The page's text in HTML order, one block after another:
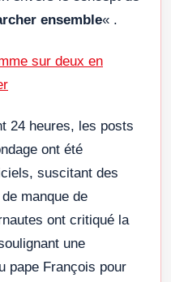
ensemble« .
sur deux en
24 heures, les posts
ont été
suscitant des
manque de
ont critiqué la
une
pape François pour